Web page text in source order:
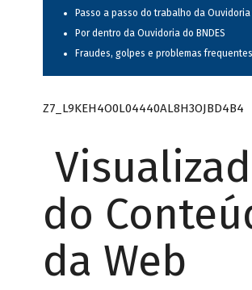
Passo a passo do trabalho da Ouvidoria
Por dentro da Ouvidoria do BNDES
Fraudes, golpes e problemas frequentes
Z7_L9KEH4O0L04440AL8H3OJBD4B4
do
da Web